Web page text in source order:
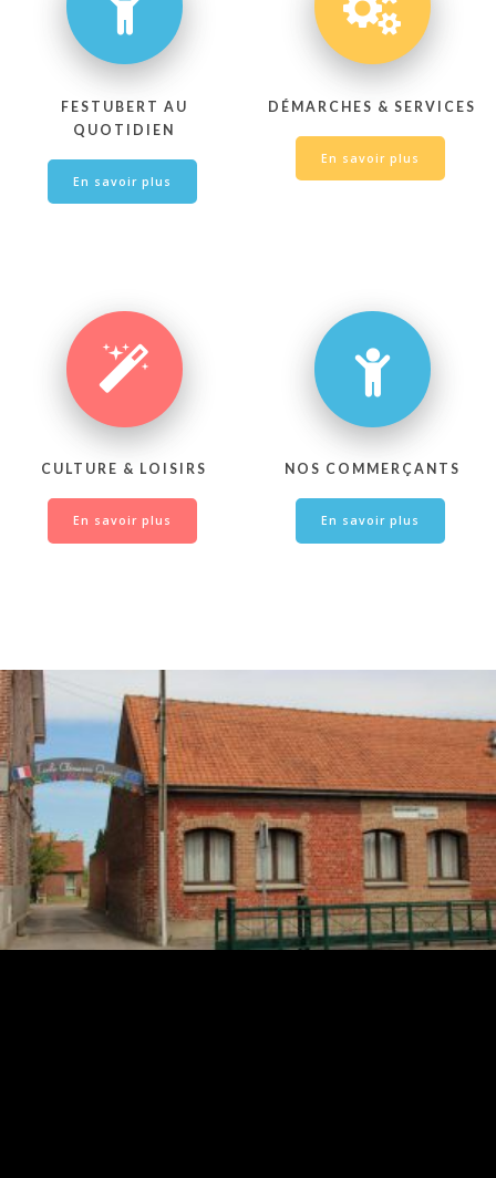
FESTUBERT AU
QUOTIDIEN
En savoir plus
DÉMARCHES & SERVICES
En savoir plus
CULTURE & LOISIRS
En savoir plus
NOS COMMERÇANTS
En savoir plus